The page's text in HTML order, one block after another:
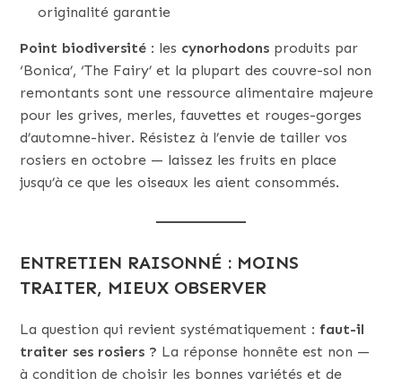
originalité garantie
Point biodiversité : les cynorhodons produits par
‘Bonica’, ‘The Fairy’ et la plupart des couvre-sol non
remontants sont une ressource alimentaire majeure
pour les grives, merles, fauvettes et rouges-gorges
d’automne-hiver. Résistez à l’envie de tailler vos
rosiers en octobre — laissez les fruits en place
jusqu’à ce que les oiseaux les aient consommés.
ENTRETIEN RAISONNÉ : MOINS
TRAITER, MIEUX OBSERVER
La question qui revient systématiquement :faut-il
traiter ses rosiers ? La réponse honnête est non —
à condition de choisir les bonnes variétés et de